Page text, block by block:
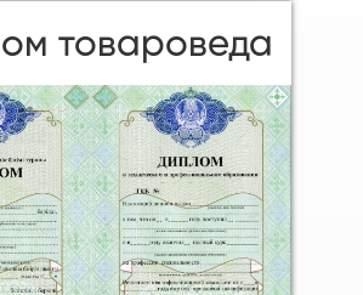
товароведа